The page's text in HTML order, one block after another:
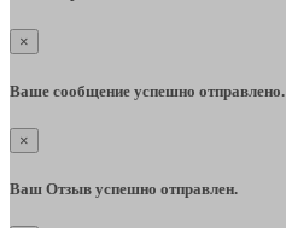
×
Ваше сообщение успешно отправлено.
×
Ваш Отзыв успешно отправлен.